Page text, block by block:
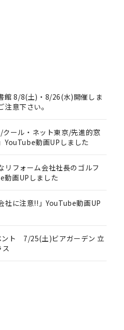
8/8(土)・8/26(水)開催しま
意下さい。
クール・ネット東京/先進的窓
YouTube動画UPしました
リフォーム会社社長のゴルフ
動画UPしました
社に注意!!」YouTube動画UP
ト 7/25(土)ビアガーデン 立